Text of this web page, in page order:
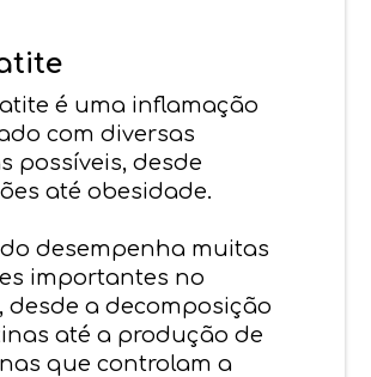
é uma inflamação
com diversas
possíveis, desde
até obesidade.
desempenha muitas
importantes no
desde a decomposição
até a produção de
que controlam a